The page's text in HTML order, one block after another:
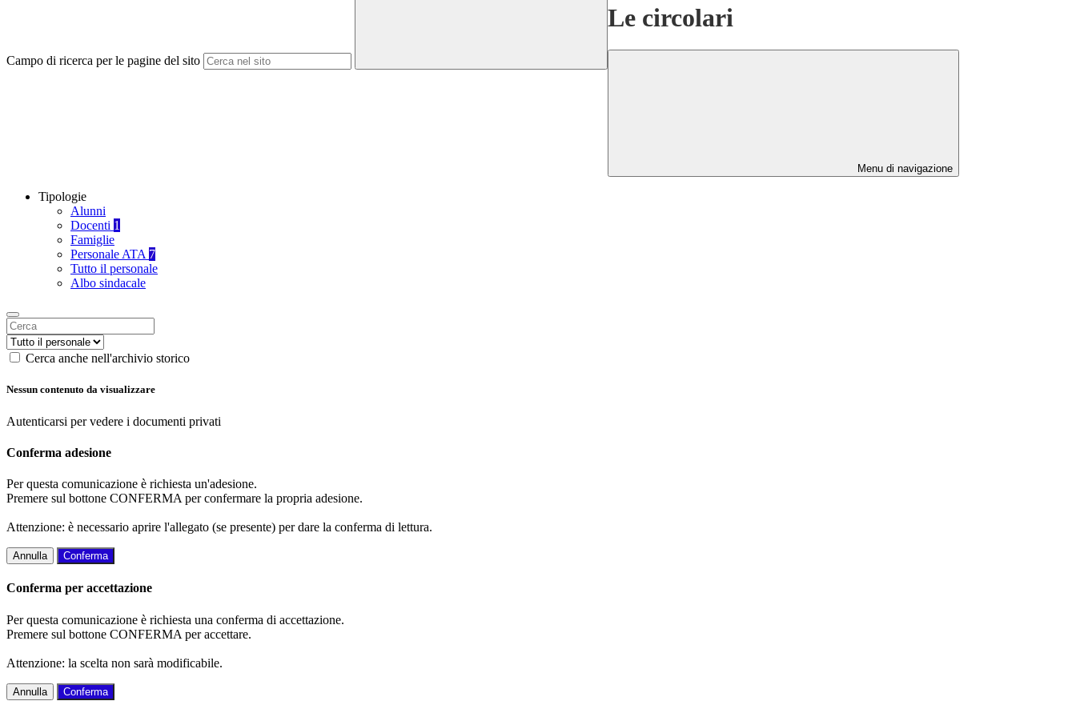
Campo di ricerca per le pagine del sito
Le circolari
Menu di navigazione
Tipologie
Alunni
Docenti 1
Famiglie
Personale ATA 7
Tutto il personale
Albo sindacale
Cerca anche nell'archivio storico
Nessun contenuto da visualizzare
Autenticarsi per vedere i documenti privati
Conferma adesione
Per questa comunicazione è richiesta un'adesione.
Premere sul bottone CONFERMA per confermare la propria adesione.
Attenzione: è necessario aprire l'allegato (se presente) per dare la conferma di lettura.
Annulla Conferma
Conferma per accettazione
Per questa comunicazione è richiesta una conferma di accettazione.
Premere sul bottone CONFERMA per accettare.
Attenzione: la scelta non sarà modificabile.
Annulla Conferma